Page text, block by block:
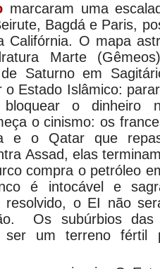
marcaram uma
Bagdá e Paris,
Califórnia. O mapa
Marte
Saturno em
o Estado Islâmico:
o dinheiro
o cinismo: os
e o Qatar que
Assad, elas
compra o petróleo
é intocável e
resolvido, o EI não
Os subúrbios das
ser um terreno fértil